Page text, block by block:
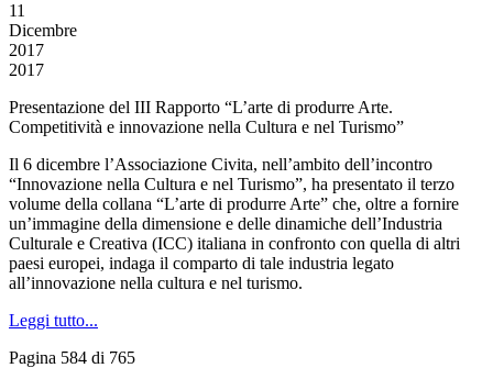
11
Dicembre
2017
2017
Presentazione del III Rapporto “L’arte di produrre Arte.
Competitività e innovazione nella Cultura e nel Turismo”
Il 6 dicembre l’Associazione Civita, nell’ambito dell’incontro
“Innovazione nella Cultura e nel Turismo”, ha presentato il terzo
volume della collana “L’arte di produrre Arte” che, oltre a fornire
un’immagine della dimensione e delle dinamiche dell’Industria
Culturale e Creativa (ICC) italiana in confronto con quella di altri
paesi europei, indaga il comparto di tale industria legato
all’innovazione nella cultura e nel turismo.
Leggi tutto...
Pagina 584 di 765